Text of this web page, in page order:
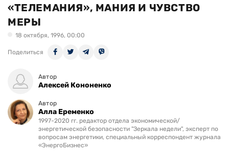
«ТЕЛЕМАНИЯ», МАНИЯ И ЧУВСТВО
МЕРЫ
18 октября, 1996, 00:00
Поделиться
Автор
Алексей Кононенко
Автор
Алла Еременко
1997-2020 гг. редактор отдела экономической/
энергетической безопасности "Зеркала недели", эксперт по
вопросам энергетики, специальный корреспондент журнала
«ЭнергоБизнес»